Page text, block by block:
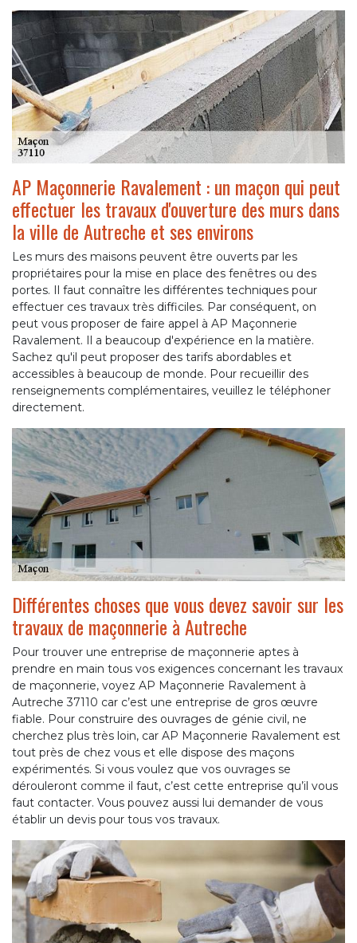
AP Maçonnerie Ravalement : un maçon qui peut
effectuer les travaux d'ouverture des murs dans
la ville de Autreche et ses environs
Les murs des maisons peuvent être ouverts par les
propriétaires pour la mise en place des fenêtres ou des
portes. Il faut connaître les différentes techniques pour
effectuer ces travaux très difficiles. Par conséquent, on
peut vous proposer de faire appel à AP Maçonnerie
Ravalement. Il a beaucoup d'expérience en la matière.
Sachez qu'il peut proposer des tarifs abordables et
accessibles à beaucoup de monde. Pour recueillir des
renseignements complémentaires, veuillez le téléphoner
directement.
Différentes choses que vous devez savoir sur les
travaux de maçonnerie à Autreche
Pour trouver une entreprise de maçonnerie aptes à
prendre en main tous vos exigences concernant les travaux
de maçonnerie, voyez AP Maçonnerie Ravalement à
Autreche 37110 car c’est une entreprise de gros œuvre
fiable. Pour construire des ouvrages de génie civil, ne
cherchez plus très loin, car AP Maçonnerie Ravalement est
tout près de chez vous et elle dispose des maçons
expérimentés. Si vous voulez que vos ouvrages se
dérouleront comme il faut, c’est cette entreprise qu’il vous
faut contacter. Vous pouvez aussi lui demander de vous
établir un devis pour tous vos travaux.